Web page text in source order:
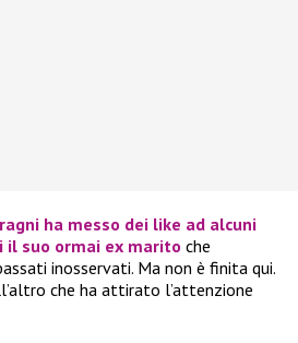
ha messo dei like ad alcuni
suo ormai ex marito che
inosservati. Ma non è finita qui.
che ha attirato l’attenzione